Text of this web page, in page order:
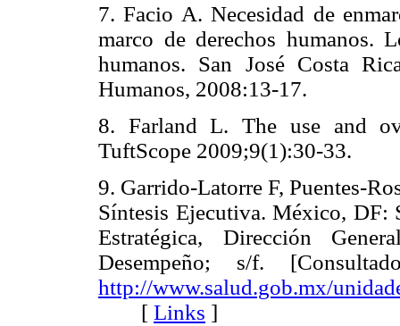
7. Facio A. Necesidad de
marco de derechos humanos.
humanos. San José Costa
Humanos, 2008:13-17.
8. Farland L. The use and
TuftScope 2009;9(1):30-
9. Garrido-Latorre F, Puentes-
Síntesis Ejecutiva. México, DF:
Estratégica, Dirección
Desempeño; s/f.
http://www.salud.gob.mx/
[ Links ]